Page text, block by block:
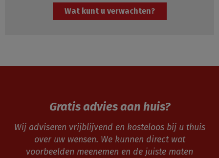
Wat kunt u verwachten?
Gratis advies aan huis?
Wij adviseren vrijblijvend en kosteloos bij u thuis
over uw wensen. We kunnen direct wat
voorbeelden meenemen en de juiste maten